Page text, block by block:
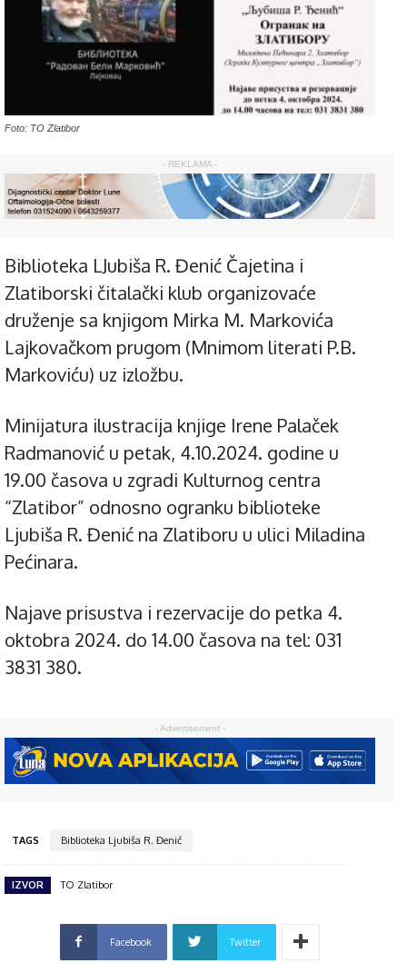
Foto: TO Zlatibor
- REKLAMA -
Biblioteka LJubiša R. Đenić Čajetina i
Zlatiborski čitalački klub organizovaće
druženje sa knjigom Mirka M. Markovića
Lajkovačkom prugom (Mnimom literati P.B.
Markoviću) uz izložbu.
Minijatura ilustracija knjige Irene Palaček
Radmanović u petak, 4.10.2024. godine u
19.00 časova u zgradi Kulturnog centra
“Zlatibor” odnosno ogranku biblioteke
Ljubiša R. Đenić na Zlatiboru u ulici Miladina
Pećinara.
Najave prisustva i rezervacije do petka 4.
oktobra 2024. do 14.00 časova na tel: 031
3831 380.
- Advertisement -
TAGS Biblioteka Ljubiša R. Đenić
IZVOR TO Zlatibor
Facebook Twitter